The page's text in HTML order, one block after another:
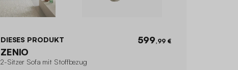
DIESES PRODUKT
ZENIO
2-Sitzer Sofa mit Stoffbezug
599,99 €